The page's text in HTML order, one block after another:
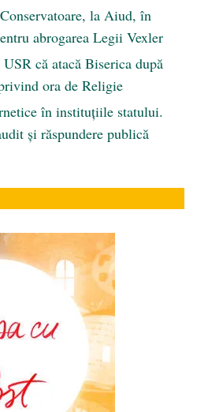
la Aiud, în
abrogarea Legii Vexler
că atacă Biserica după
ora de Religie
în instituțiile statului.
și răspundere publică